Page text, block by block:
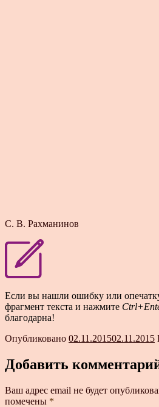
С. В. Рахманинов
Если вы нашли ошибку или
фрагмент текста и нажмите
благодарна!
Опубликовано 02.11.201502.11.2015
Добавить
Ваш адрес email не будет
помечены *